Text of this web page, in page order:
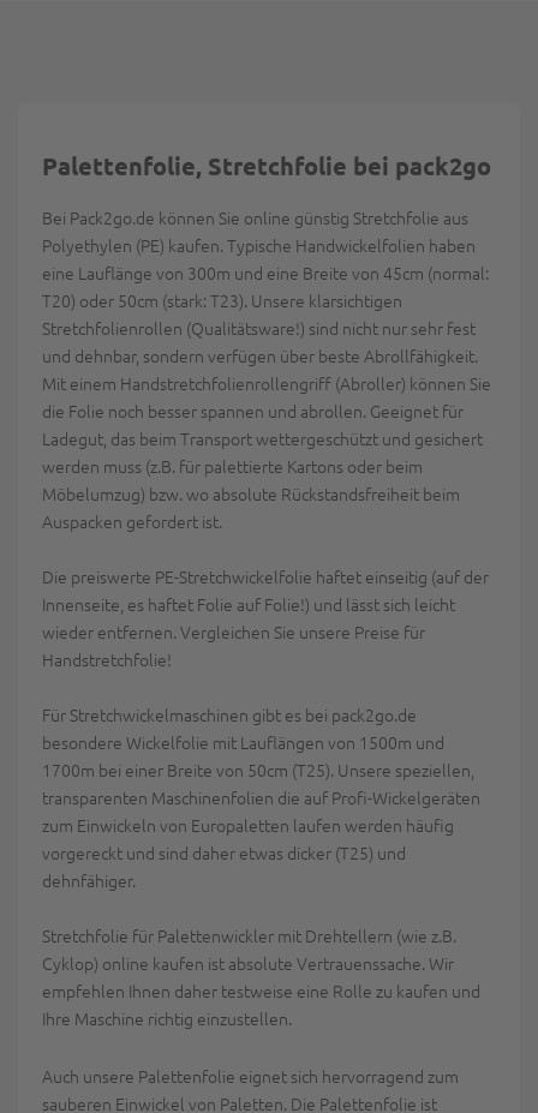
Palettenfolie, Stretchfolie bei pack2go
Bei Pack2go.de können Sie online günstig Stretchfolie aus
Polyethylen (PE) kaufen. Typische Handwickelfolien haben
eine Lauflänge von 300m und eine Breite von 45cm (normal:
T20) oder 50cm (stark: T23). Unsere klarsichtigen
Stretchfolienrollen (Qualitätsware!) sind nicht nur sehr fest
und dehnbar, sondern verfügen über beste Abrollfähigkeit.
Mit einem Handstretchfolienrollengriff (Abroller) können Sie
die Folie noch besser spannen und abrollen. Geeignet für
Ladegut, das beim Transport wettergeschützt und gesichert
werden muss (z.B. für palettierte Kartons oder beim
Möbelumzug) bzw. wo absolute Rückstandsfreiheit beim
Auspacken gefordert ist.
Die preiswerte PE-Stretchwickelfolie haftet einseitig (auf der
Innenseite, es haftet Folie auf Folie!) und lässt sich leicht
wieder entfernen. Vergleichen Sie unsere Preise für
Handstretchfolie!
Für Stretchwickelmaschinen gibt es bei pack2go.de
besondere Wickelfolie mit Lauflängen von 1500m und
1700m bei einer Breite von 50cm (T25). Unsere speziellen,
transparenten Maschinenfolien die auf Profi-Wickelgeräten
zum Einwickeln von Europaletten laufen werden häufig
vorgereckt und sind daher etwas dicker (T25) und
dehnfähiger.
Stretchfolie für Palettenwickler mit Drehtellern (wie z.B.
Cyklop) online kaufen ist absolute Vertrauenssache. Wir
empfehlen Ihnen daher testweise eine Rolle zu kaufen und
Ihre Maschine richtig einzustellen.
Auch unsere Palettenfolie eignet sich hervorragend zum
sauberen Einwickel von Paletten. Die Palettenfolie ist